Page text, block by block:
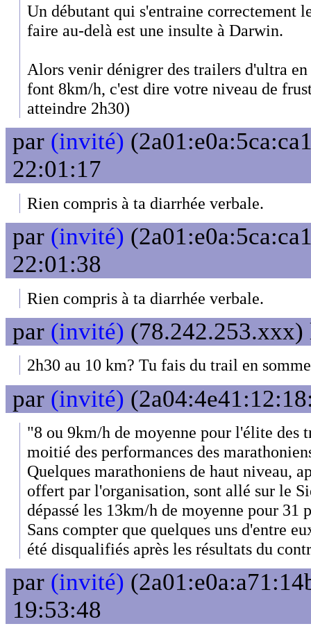
Un débutant qui s'entraine correctement
faire au-delà est une insulte à Darwin.
Alors venir dénigrer des trailers d'ultra
font 8km/h, c'est dire votre niveau de
atteindre 2h30)
par (invité)
22:01:17
Rien compris à ta diarrhée verbale.
par (invité)
22:01:38
Rien compris à ta diarrhée verbale.
par (invité) (78.242.253.xxx)
2h30 au 10 km? Tu fais du trail en
par (invité)
"8 ou 9km/h de moyenne pour l'élite des
moitié des performances des
Quelques marathoniens de haut niveau,
offert par l'organisation, sont allé sur le
dépassé les 13km/h de moyenne pour 31
Sans compter que quelques uns d'entre
été disqualifiés après les résultats du
par (invité)
19:53:48